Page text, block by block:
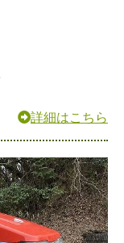
詳細はこちら